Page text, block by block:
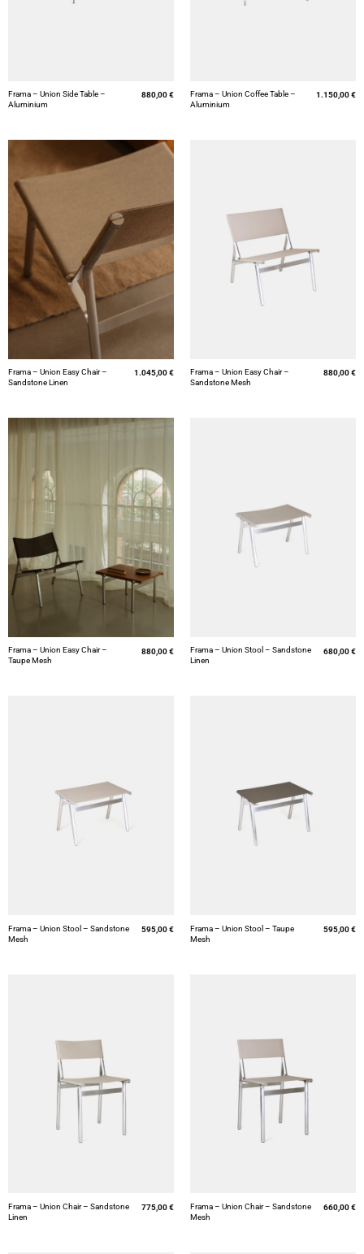
Frama – Union Side Table –
Aluminium
880,00€
Frama – Union Coffee Table –
Aluminium
1.150,00€
Frama – Union Easy Chair –
Sandstone Linen
1.045,00€
Frama – Union Easy Chair –
Sandstone Mesh
880,00€
Frama – Union Easy Chair –
Taupe Mesh
880,00€
Frama – Union Stool – Sandstone
Linen
680,00€
Frama – Union Stool – Sandstone
Mesh
595,00€
Frama – Union Stool – Taupe
Mesh
595,00€
Frama – Union Chair – Sandstone
Linen
775,00€
Frama – Union Chair – Sandstone
Mesh
660,00€